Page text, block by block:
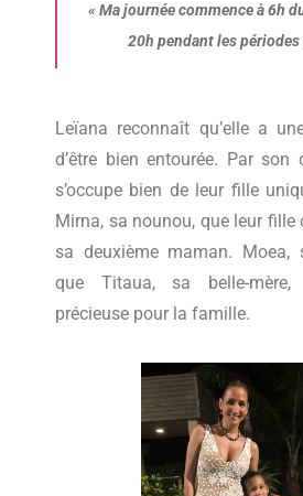
«Ma journée commence à 6h
20h pendant les périodes
Leïana reconnaît qu’elle a
d’être bien entourée. Par son
s’occupe bien de leur fille
Mirna, sa nounou, que leur fille
sa deuxième maman. Moea,
que Titaua, sa belle-
précieuse pour la famille.